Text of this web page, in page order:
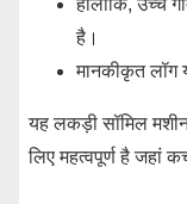
है।
मानकीकृत लॉग
यह लकड़ी सॉमिल
लिए महत्वपूर्ण है जहां